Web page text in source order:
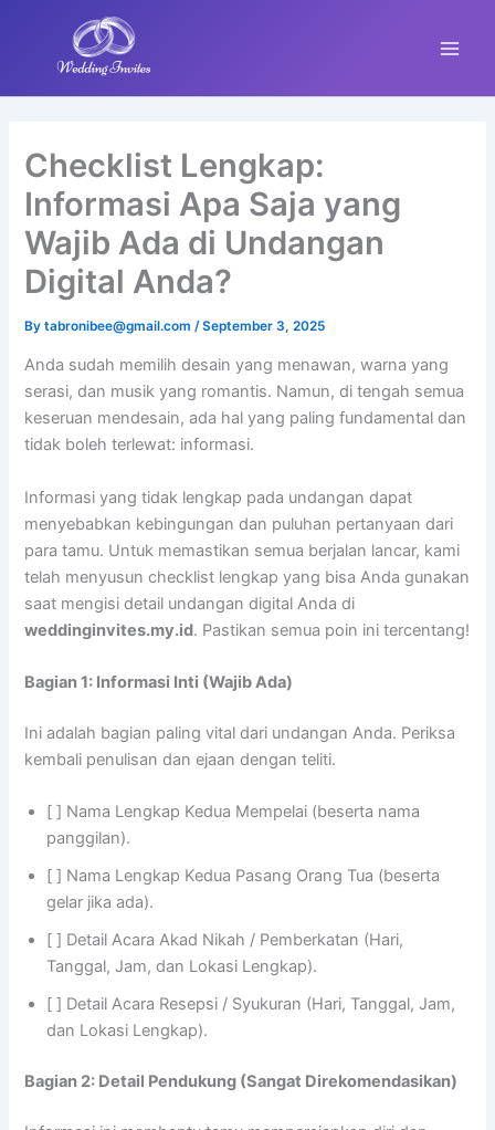
content
Checklist Lengkap:
Informasi Apa Saja yang
Wajib Ada di Undangan
Digital Anda?
Bytabronibee@gmail.com/September 3, 2025
Anda sudah memilih desain yang menawan, warna yang
serasi, dan musik yang romantis. Namun, di tengah semua
keseruan mendesain, ada hal yang paling fundamental dan
tidak boleh terlewat: informasi.
Informasi yang tidak lengkap pada undangan dapat
menyebabkan kebingungan dan puluhan pertanyaan dari
para tamu. Untuk memastikan semua berjalan lancar, kami
telah menyusun checklist lengkap yang bisa Anda gunakan
saat mengisi detail undangan digital Anda di
weddinginvites.my.id. Pastikan semua poin ini tercentang!
Bagian 1: Informasi Inti (Wajib Ada)
Ini adalah bagian paling vital dari undangan Anda. Periksa
kembali penulisan dan ejaan dengan teliti.
[ ] Nama Lengkap Kedua Mempelai (beserta nama
panggilan).
[ ] Nama Lengkap Kedua Pasang Orang Tua (beserta
gelar jika ada).
[ ] Detail Acara Akad Nikah / Pemberkatan (Hari,
Tanggal, Jam, dan Lokasi Lengkap).
[ ] Detail Acara Resepsi / Syukuran (Hari, Tanggal, Jam,
dan Lokasi Lengkap).
Bagian 2: Detail Pendukung (Sangat Direkomendasikan)